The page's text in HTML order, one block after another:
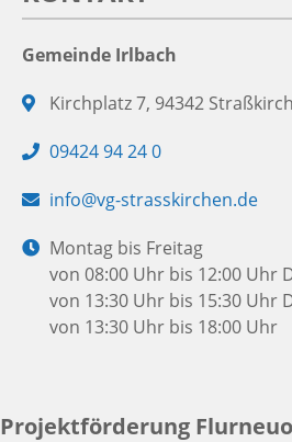
Gemeinde Irlbach
Adresse:
Kirchplatz 7, 94342
Telefon:
09424 94 24 0
E- info@vg-strasskirchen.de
Öffnungszeiten:
Montag bis Freitag
von 08:00 Uhr bis 12:00 Uhr
von 13:30 Uhr bis 15:30 Uhr
von 13:30 Uhr bis 18:00 Uhr
Projektförderung